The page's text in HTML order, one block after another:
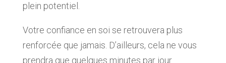
plein potentiel.
Votre confiance en soi se retrouvera plus
renforcée que jamais. D’ailleurs, cela ne vous
prendra que quelques minutes par jour.